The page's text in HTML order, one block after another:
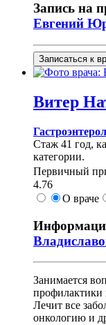
Запись на
Евгений
Записаться к
Витер
Стаж 41 год,
категории.
Первичный
4.76
О враче
Занимается
профилактики
Лечит все
онкологию и